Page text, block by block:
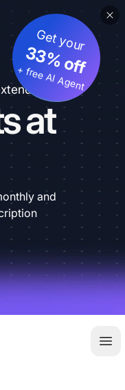
at
Get your
33% off
+ free AI Agent
and